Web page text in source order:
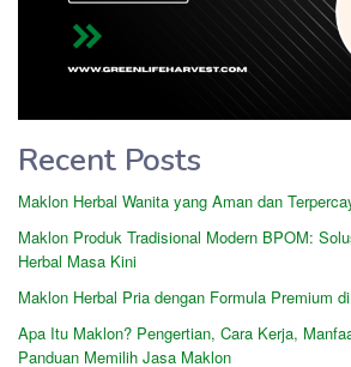
Recent Posts
Maklon Herbal Wanita yang Aman dan
Maklon Produk Tradisional Modern BPOM:
Herbal Masa Kini
Maklon Herbal Pria dengan Formula Premium
Apa Itu Maklon? Pengertian, Cara Kerja,
Panduan Memilih Jasa Maklon